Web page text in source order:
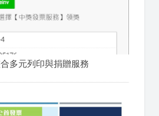
多元列印與捐贈服務